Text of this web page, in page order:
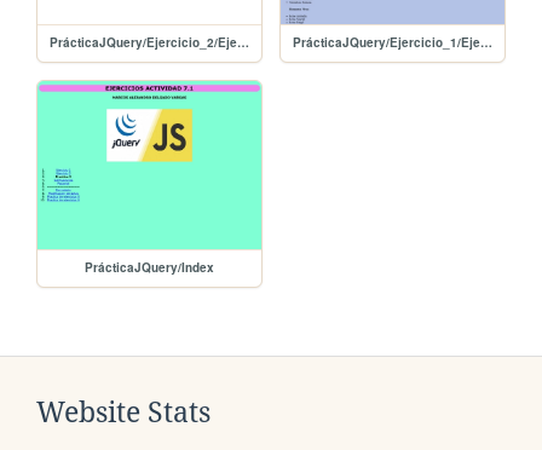
PrácticaJQuery/Ejercicio_2/Ejercicio2 PrácticaJQuery/Ejercicio_1/Ejercicio1
PrácticaJQuery/Index
Website Stats